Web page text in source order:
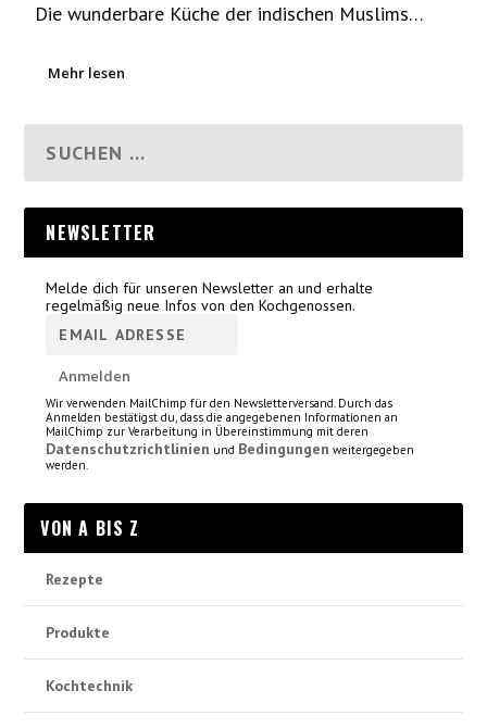
Die wunderbare Küche der indischen Muslims…
Mehr lesen
NEWSLETTER
Melde dich für unseren Newsletter an und erhalte
regelmäßig neue Infos von den Kochgenossen.
Wir verwenden MailChimp für den Newsletterversand. Durch das
Anmelden bestätigst du, dass die angegebenen Informationen an
MailChimp zur Verarbeitung in Übereinstimmung mit deren
Datenschutzrichtlinien und Bedingungen weitergegeben
werden.
VON A BIS Z
Rezepte
Produkte
Kochtechnik